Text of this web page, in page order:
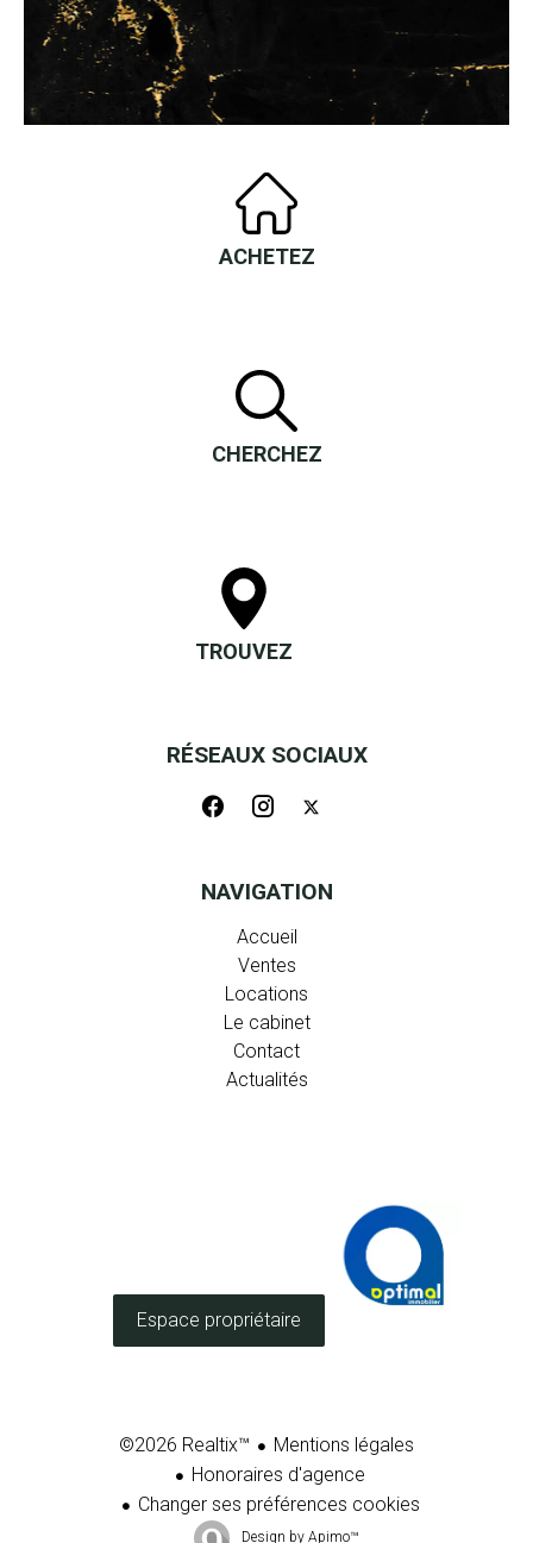
ACHETEZ
CHERCHEZ
TROUVEZ
RÉSEAUX SOCIAUX
NAVIGATION
Accueil
Ventes
Locations
Le cabinet
Contact
Actualités
Espace propriétaire
©2026 Realtix™
Mentions légales
Honoraires d'agence
Changer ses préférences cookies
Design by Apimo™